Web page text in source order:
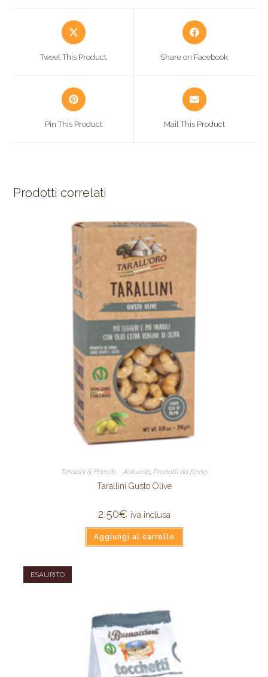
Tweet This Product Share on Facebook
Pin This Product Mail This Product
Prodotti correlati
Tarallini & Friends - Astuccio, Prodotti da forno
Tarallini Gusto Olive
2,50€ iva inclusa
Aggiungi al carrello
ESAURITO